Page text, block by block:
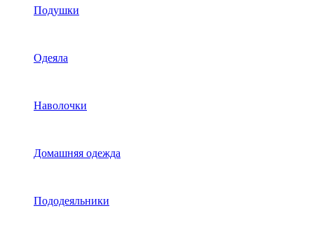
Подушки
Одеяла
Наволочки
Домашняя одежда
Пододеяльники